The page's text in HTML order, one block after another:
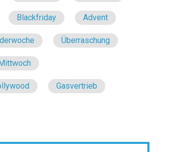
Blackfriday Advent
Überraschung
Gasvertrieb